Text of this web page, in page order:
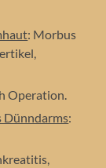
: Morbus
Operation.
Dünndarms: